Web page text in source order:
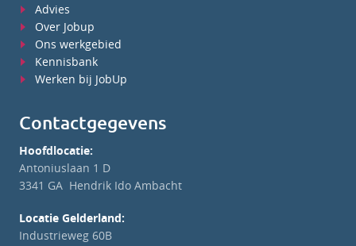
Advies
Over Jobup
Ons werkgebied
Kennisbank
Werken bij JobUp
Contactgegevens
Hoofdlocatie:
Antoniuslaan 1 D
3341 GA Hendrik Ido Ambacht
Locatie Gelderland:
Industrieweg 60B